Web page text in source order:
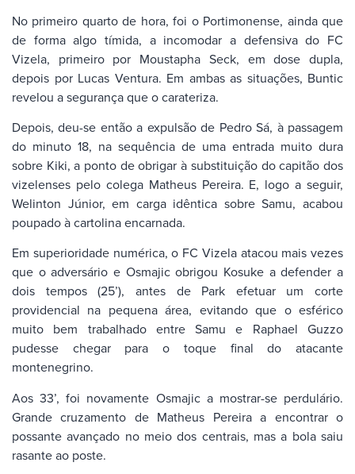
No primeiro quarto de hora, foi o Portimonense, ainda que
de forma algo tímida, a incomodar a defensiva do FC
Vizela, primeiro por Moustapha Seck, em dose dupla,
depois por Lucas Ventura. Em ambas as situações, Buntic
revelou a segurança que o carateriza.
Depois, deu-se então a expulsão de Pedro Sá, à passagem
do minuto 18, na sequência de uma entrada muito dura
sobre Kiki, a ponto de obrigar à substituição do capitão dos
vizelenses pelo colega Matheus Pereira. E, logo a seguir,
Welinton Júnior, em carga idêntica sobre Samu, acabou
poupado à cartolina encarnada.
Em superioridade numérica, o FC Vizela atacou mais vezes
que o adversário e Osmajic obrigou Kosuke a defender a
dois tempos (25’), antes de Park efetuar um corte
providencial na pequena área, evitando que o esférico
muito bem trabalhado entre Samu e Raphael Guzzo
pudesse chegar para o toque final do atacante
montenegrino.
Aos 33’, foi novamente Osmajic a mostrar-se perdulário.
Grande cruzamento de Matheus Pereira a encontrar o
possante avançado no meio dos centrais, mas a bola saiu
rasante ao poste.